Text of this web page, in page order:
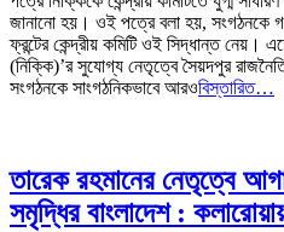
জানানো হয়। ওই পত্রে বলা হয়, সংগঠনকে
ফ্রন্টের কেন্দ্রীয় কমিটি ওই সিদ্ধান্ত নেয়।
(নিক্কি)’র সুযোগ্য নেতৃত্বে সৈয়দপুর
সংগঠনকে সাংগঠনিকভাবে আরওবিস্তারিত…
তারেক রহমানের নেতৃত্বে
সমৃদ্ধির বাংলাদেশ :